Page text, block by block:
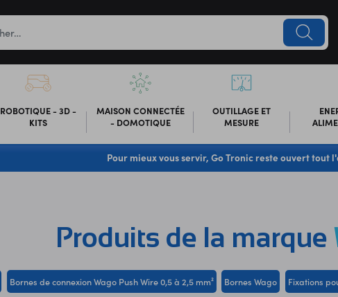
ROBOTIQUE - 3D -
KITS
MAISON CONNECTÉE
- DOMOTIQUE
OUTILLAGE ET
MESURE
Pour mieux vous servir, Go Tronic reste ouvert tout
Produits de la marque
Bornes de connexion Wago Push Wire 0,5 à 2,5 mm² Bornes Wago Fixations